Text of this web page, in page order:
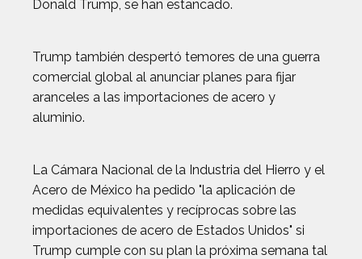
Donald Trump, se han estancado.
Trump también despertó temores de una guerra
comercial global al anunciar planes para fijar
aranceles a las importaciones de acero y
aluminio.
La Cámara Nacional de la Industria del Hierro y el
Acero de México ha pedido "la aplicación de
medidas equivalentes y recíprocas sobre las
importaciones de acero de Estados Unidos" si
Trump cumple con su plan la próxima semana tal